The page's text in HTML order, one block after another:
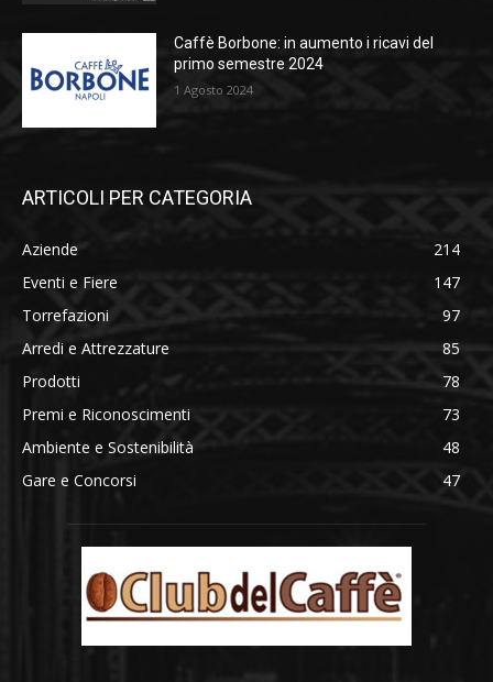
Caffè Borbone: in aumento i ricavi del
primo semestre 2024
1 Agosto 2024
ARTICOLI PER CATEGORIA
Aziende
214
Eventi e Fiere
147
Torrefazioni
97
Arredi e Attrezzature
85
Prodotti
78
Premi e Riconoscimenti
73
Ambiente e Sostenibilità
48
Gare e Concorsi
47